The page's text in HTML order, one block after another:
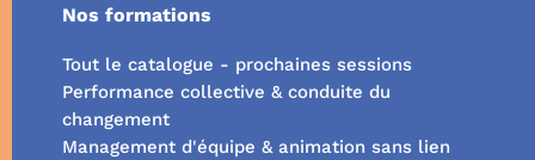
Nos formations
Tout le catalogue - prochaines sessions
Performance collective & conduite du
changement
Management d'équipe & animation sans lien